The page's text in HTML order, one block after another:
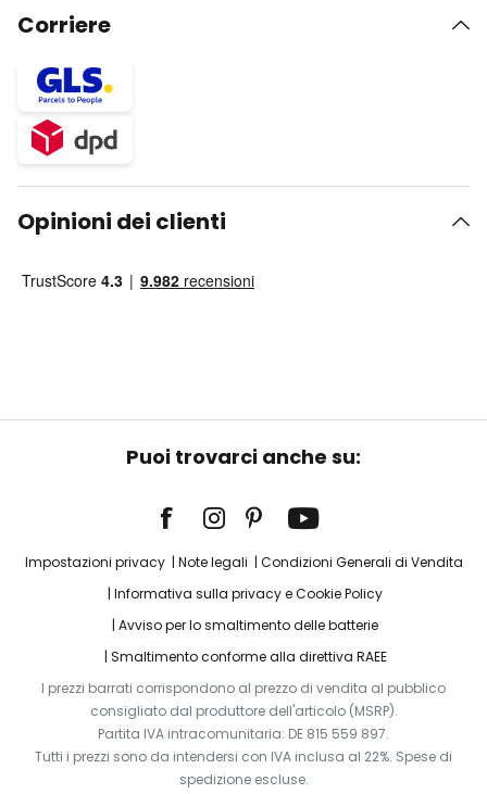
Corriere
Opinioni dei clienti
Puoi trovarci anche su:
Impostazioni privacy Note legali
Condizioni Generali di Vendita
Informativa sulla privacy e Cookie Policy
Avviso per lo smaltimento delle batterie
Smaltimento conforme alla direttiva RAEE
I prezzi barrati corrispondono al prezzo di vendita al pubblico
consigliato dal produttore dell'articolo (MSRP).
Partita IVA intracomunitaria: DE 815 559 897.
Tutti i prezzi sono da intendersi con IVA inclusa al 22%. Spese di
spedizione escluse.